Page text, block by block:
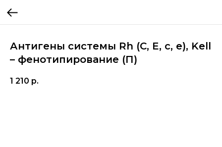
Антигены системы Rh (C, E, c, e), Kell
– фенотипирование (П)
1 210 р.